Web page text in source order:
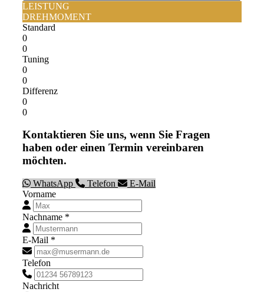
LEISTUNG
DREHMOMENT
Standard
0
0
Tuning
0
0
Differenz
0
0
Kontaktieren Sie uns, wenn Sie Fragen
haben oder einen Termin vereinbaren
möchten.
WhatsApp Telefon
E-Mail
Vorname
Nachname *
E-Mail *
Telefon
Nachricht